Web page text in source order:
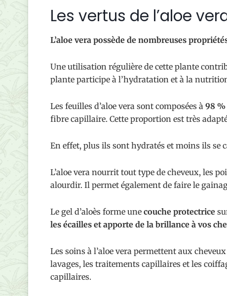
Les vertus de l’aloe
L’aloe vera possède de nombreuses
Une utilisation régulière de cette plante
plante participe à l’hydratation et à la
Les feuilles d’aloe vera sont composées à 98 %
fibre capillaire. Cette proportion est très
En effet, plus ils sont hydratés et moins ils se
L’aloe vera nourrit tout type de cheveux, les
alourdir. Il permet également de faire le
Le gel d’aloès forme une couche protectrice
les écailles et apporte de la brillance à vos
Les soins à l’aloe vera permettent aux
lavages, les traitements capillaires et les
capillaires.